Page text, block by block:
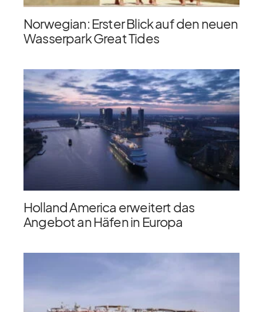
Norwegian: Erster Blick auf den neuen
Wasserpark Great Tides
Holland America erweitert das
Angebot an Häfen in Europa